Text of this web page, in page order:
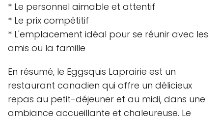
* Le personnel aimable et attentif
* Le prix compétitif
* L'emplacement idéal pour se réunir avec les
amis ou la famille
En résumé, le Eggsquis Laprairie est un
restaurant canadien qui offre un délicieux
repas au petit-déjeuner et au midi, dans une
ambiance accueillante et chaleureuse. Le